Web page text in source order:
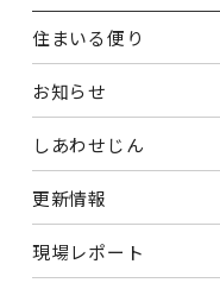
住まいる便り
お知らせ
しあわせじん
更新情報
現場レポート